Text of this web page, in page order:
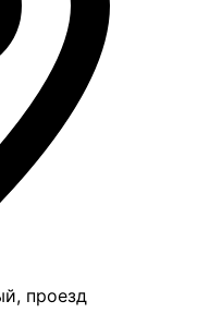
проезд